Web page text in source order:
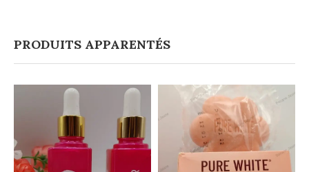
PRODUITS APPARENTÉS